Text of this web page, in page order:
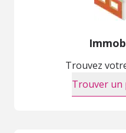
Trouvez
Trouver un